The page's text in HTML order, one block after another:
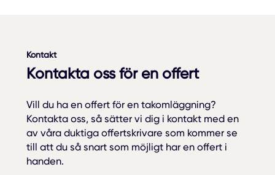
Kontakt
Kontakta oss för en offert
Vill du ha en offert för en takomläggning?
Kontakta oss, så sätter vi dig i kontakt med en
av våra duktiga offertskrivare som kommer se
till att du så snart som möjligt har en offert i
handen.